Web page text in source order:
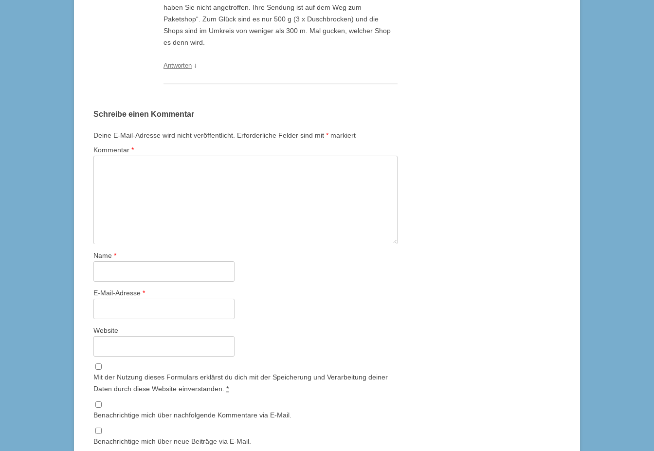
haben Sie nicht angetroffen. Ihre Sendung ist auf dem Weg zum
Paketshop“. Zum Glück sind es nur 500 g (3 x Duschbrocken) und die
Shops sind im Umkreis von weniger als 300 m. Mal gucken, welcher Shop
es denn wird.
Antworten ↓
Schreibe einen Kommentar
Deine E-Mail-Adresse wird nicht veröffentlicht. Erforderliche Felder sind mit * markiert
Kommentar *
Name *
E-Mail-Adresse *
Website
Mit der Nutzung dieses Formulars erklärst du dich mit der Speicherung und Verarbeitung deiner
Daten durch diese Website einverstanden. *
Benachrichtige mich über nachfolgende Kommentare via E-Mail.
Benachrichtige mich über neue Beiträge via E-Mail.